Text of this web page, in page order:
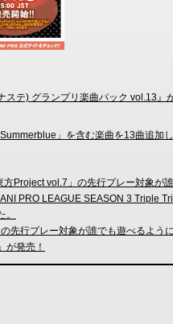
テ) グランプリ楽曲パック vol.13』
」を含む楽曲を13曲追加
Project vol.7」の先行プレー対象が
PRO LEAGUE SEASON 3 Triple
先行プレー対象が誰でも遊べるよう
が発売！